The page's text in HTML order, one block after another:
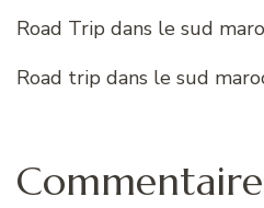
Road Trip dans le sud
Road trip dans le sud